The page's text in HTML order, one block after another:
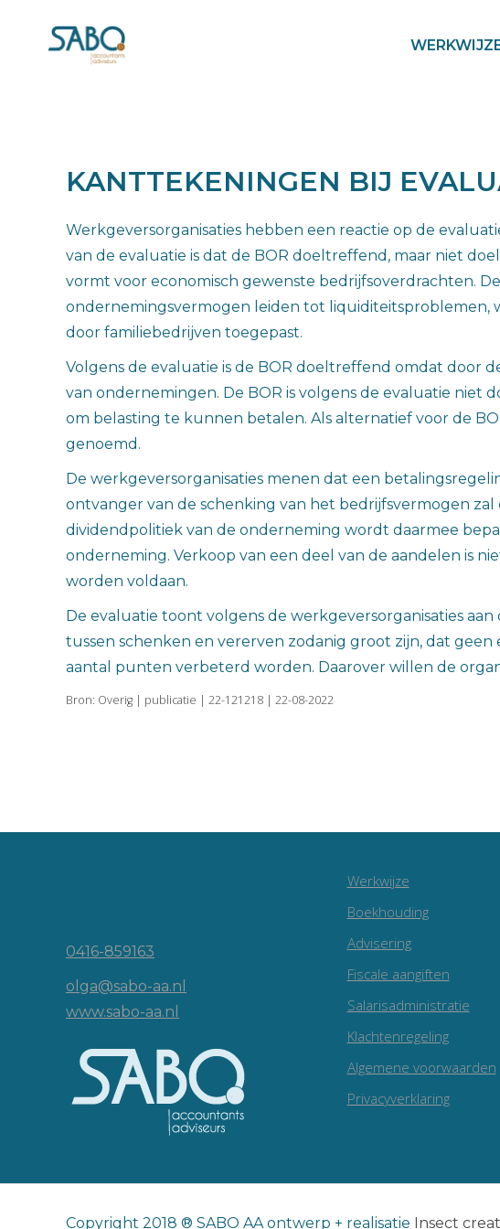
KANTTEKENINGEN BIJ
Werkgeversorganisaties hebben een reactie op de
van de evaluatie is dat de BOR doeltreffend, maar niet
vormt voor economisch gewenste bedrijfsoverdrachten.
ondernemingsvermogen leiden tot liquiditeitsproblemen,
door familiebedrijven toegepast.
Volgens de evaluatie is de BOR doeltreffend omdat door
van ondernemingen. De BOR is volgens de evaluatie niet
om belasting te kunnen betalen. Als alternatief voor de
genoemd.
De werkgeversorganisaties menen dat een
ontvanger van de schenking van het bedrijfsvermogen
dividendpolitiek van de onderneming wordt daarmee
onderneming. Verkoop van een deel van de aandelen is
worden voldaan.
De evaluatie toont volgens de werkgeversorganisaties
tussen schenken en vererven zodanig groot zijn, dat
aantal punten verbeterd worden. Daarover willen de
Bron: Overig | publicatie | 22-121218 | 22-08-2022
0416-859163
olga@sabo-aa.nl
www.sabo-aa.nl
Werkwijze
Boekhouding
Advisering
Fiscale aangiften
Salarisadministratie
Klachtenregeling
Algemene voorwaarden
Privacyverklaring
Copyright 2018 ® SABO AA ontwerp + realisatie Insect